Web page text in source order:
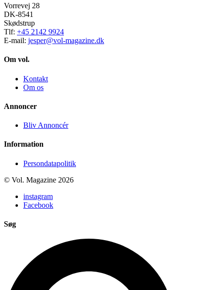
Vorrevej 28
DK-8541
Skødstrup
Tlf: +45 2142 9924
E-mail: jesper@vol-magazine.dk
Om vol.
Kontakt
Om os
Annoncer
Bliv Annoncér
Information
Persondatapolitik
© Vol. Magazine 2026
instagram
Facebook
Søg